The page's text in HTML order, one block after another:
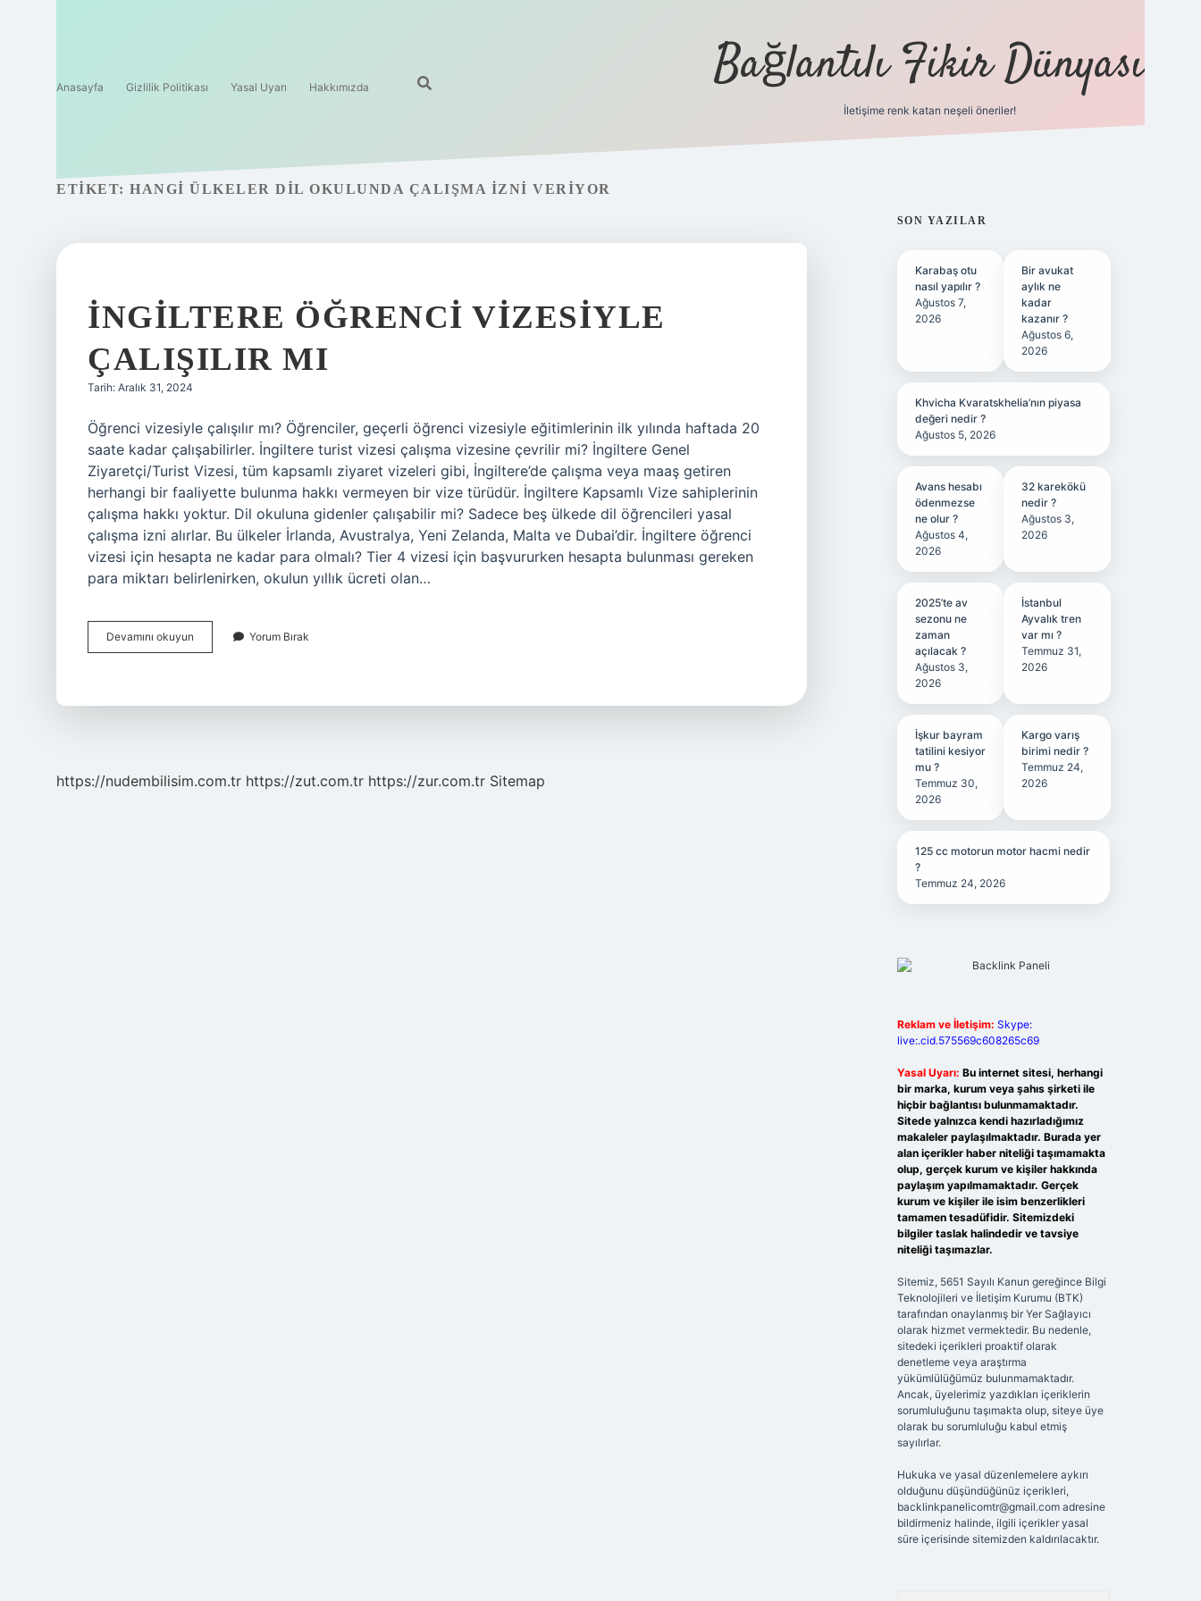
Anasayfa Gizlilik Politikası Yasal Uyarı Hakkımızda Bağlantılı Fikir Dünyası
İletişime renk katan neşeli öneriler!
ETIKET: HANGI ÜLKELER DIL OKULUNDA ÇALIŞMA IZNI VERIYOR
İNGILTERE ÖĞRENCI VIZESIYLE
ÇALIŞILIR MI
Tarih: Aralık 31, 2024
Öğrenci vizesiyle çalışılır mı? Öğrenciler, geçerli öğrenci vizesiyle eğitimlerinin ilk yılında haftada 20
saate kadar çalışabilirler. İngiltere turist vizesi çalışma vizesine çevrilir mi? İngiltere Genel
Ziyaretçi/Turist Vizesi, tüm kapsamlı ziyaret vizeleri gibi, İngiltere’de çalışma veya maaş getiren
herhangi bir faaliyette bulunma hakkı vermeyen bir vize türüdür. İngiltere Kapsamlı Vize sahiplerinin
çalışma hakkı yoktur. Dil okuluna gidenler çalışabilir mi? Sadece beş ülkede dil öğrencileri yasal
çalışma izni alırlar. Bu ülkeler İrlanda, Avustralya, Yeni Zelanda, Malta ve Dubai’dir. İngiltere öğrenci
vizesi için hesapta ne kadar para olmalı? Tier 4 vizesi için başvururken hesapta bulunması gereken
para miktarı belirlenirken, okulun yıllık ücreti olan…
Devamını okuyun İNgiltere
Öğrenci
Yorum Bırak
https://nudembilisim.com.tr https://zut.com.tr https://zur.com.tr Sitemap
SIDEBAR
SON YAZILAR
Karabaş otu
nasıl yapılır ?
Ağustos 7,
2026
Bir avukat
aylık ne
kadar
kazanır ?
Ağustos 6,
2026
Khvicha Kvaratskhelia’nın piyasa
değeri nedir ?
Ağustos 5, 2026
Avans hesabı
ödenmezse
ne olur ?
Ağustos 4,
2026
32 karekökü
nedir ?
Ağustos 3,
2026
2025’te av
sezonu ne
zaman
açılacak ?
Ağustos 3,
2026
İstanbul
Ayvalık tren
var mı ?
Temmuz 31,
2026
İşkur bayram
tatilini kesiyor
mu ?
Temmuz 30,
2026
Kargo varış
birimi nedir ?
Temmuz 24,
2026
125 cc motorun motor hacmi nedir
?
Temmuz 24, 2026
Reklam ve İletişim: Skype:
live:.cid.575569c608265c69
Yasal Uyarı: Bu internet sitesi, herhangi
bir marka, kurum veya şahıs şirketi ile
hiçbir bağlantısı bulunmamaktadır.
Sitede yalnızca kendi hazırladığımız
makaleler paylaşılmaktadır. Burada yer
alan içerikler haber niteliği taşımamakta
olup, gerçek kurum ve kişiler hakkında
paylaşım yapılmamaktadır. Gerçek
kurum ve kişiler ile isim benzerlikleri
tamamen tesadüfidir. Sitemizdeki
bilgiler taslak halindedir ve tavsiye
niteliği taşımazlar.
Sitemiz, 5651 Sayılı Kanun gereğince Bilgi
Teknolojileri ve İletişim Kurumu (BTK)
tarafından onaylanmış bir Yer Sağlayıcı
olarak hizmet vermektedir. Bu nedenle,
sitedeki içerikleri proaktif olarak
denetleme veya araştırma
yükümlülüğümüz bulunmamaktadır.
Ancak, üyelerimiz yazdıkları içeriklerin
sorumluluğunu taşımakta olup, siteye üye
olarak bu sorumluluğu kabul etmiş
sayılırlar.
Hukuka ve yasal düzenlemelere aykırı
olduğunu düşündüğünüz içerikleri,
backlinkpanelicomtr@gmail.comadresine
bildirmeniz halinde, ilgili içerikler yasal
süre içerisinde sitemizden kaldırılacaktır.